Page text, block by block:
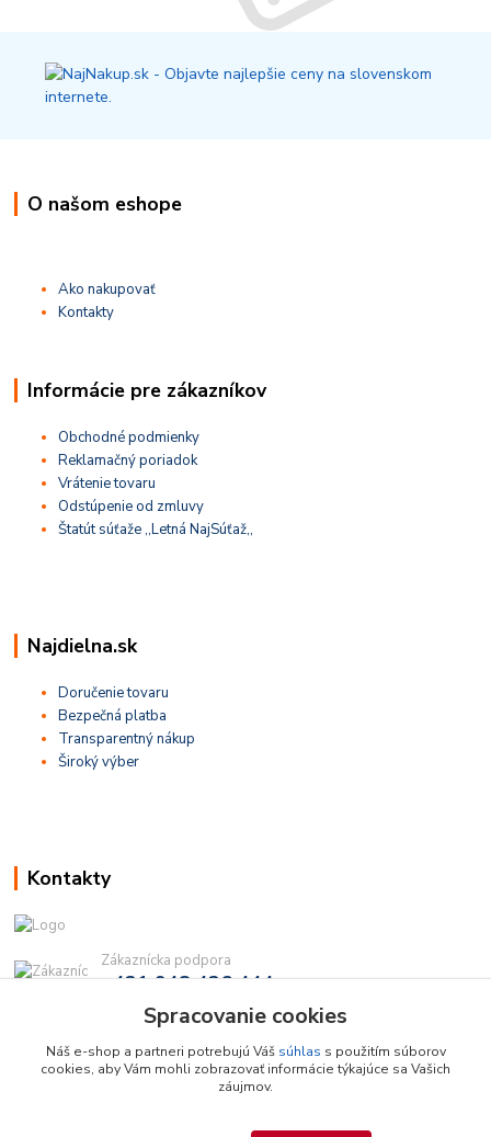
O našom eshope
Ako nakupovať
Kontakty
Informácie pre zákazníkov
Obchodné podmienky
Reklamačný poriadok
Vrátenie tovaru
Odstúpenie od zmluvy
Štatút súťaže ,,Letná NajSúťaž,,
Najdielna.sk
Doručenie tovaru
Bezpečná platba
Transparentný nákup
Široký výber
Kontakty
Zákaznícka podpora
+421 948 436 444
(Po-Pia, 9-16 hod.)
info@najdielna.sk
Spracovanie cookies
Náš e-shop a partneri potrebujú Váš súhlas s použitím súborov
cookies, aby Vám mohli zobrazovať informácie týkajúce sa Vašich
záujmov.